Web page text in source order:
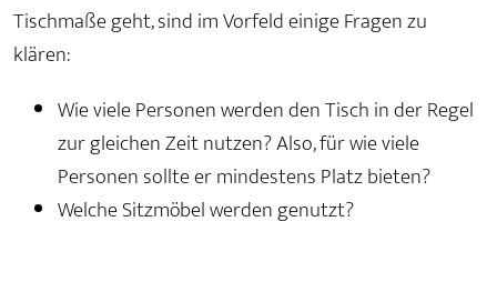
Tischmaße geht, sind im Vorfeld einige Fragen zu
klären:
Wie viele Personen werden den Tisch in der Regel
zur gleichen Zeit nutzen? Also, für wie viele
Personen sollte er mindestens Platz bieten?
Welche Sitzmöbel werden genutzt?